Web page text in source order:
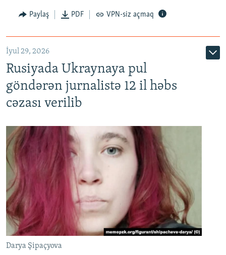
Paylaş PDF VPN-siz açmaq
İyul 29, 2026
Rusiyada Ukraynaya pul
göndərən jurnalistə 12 il həbs
cəzası verilib
Darya Şipaçyova